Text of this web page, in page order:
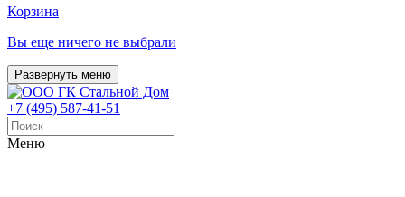
Корзина
Вы еще ничего не выбрали
Развернуть меню
+7 (495) 587-41-51
Меню